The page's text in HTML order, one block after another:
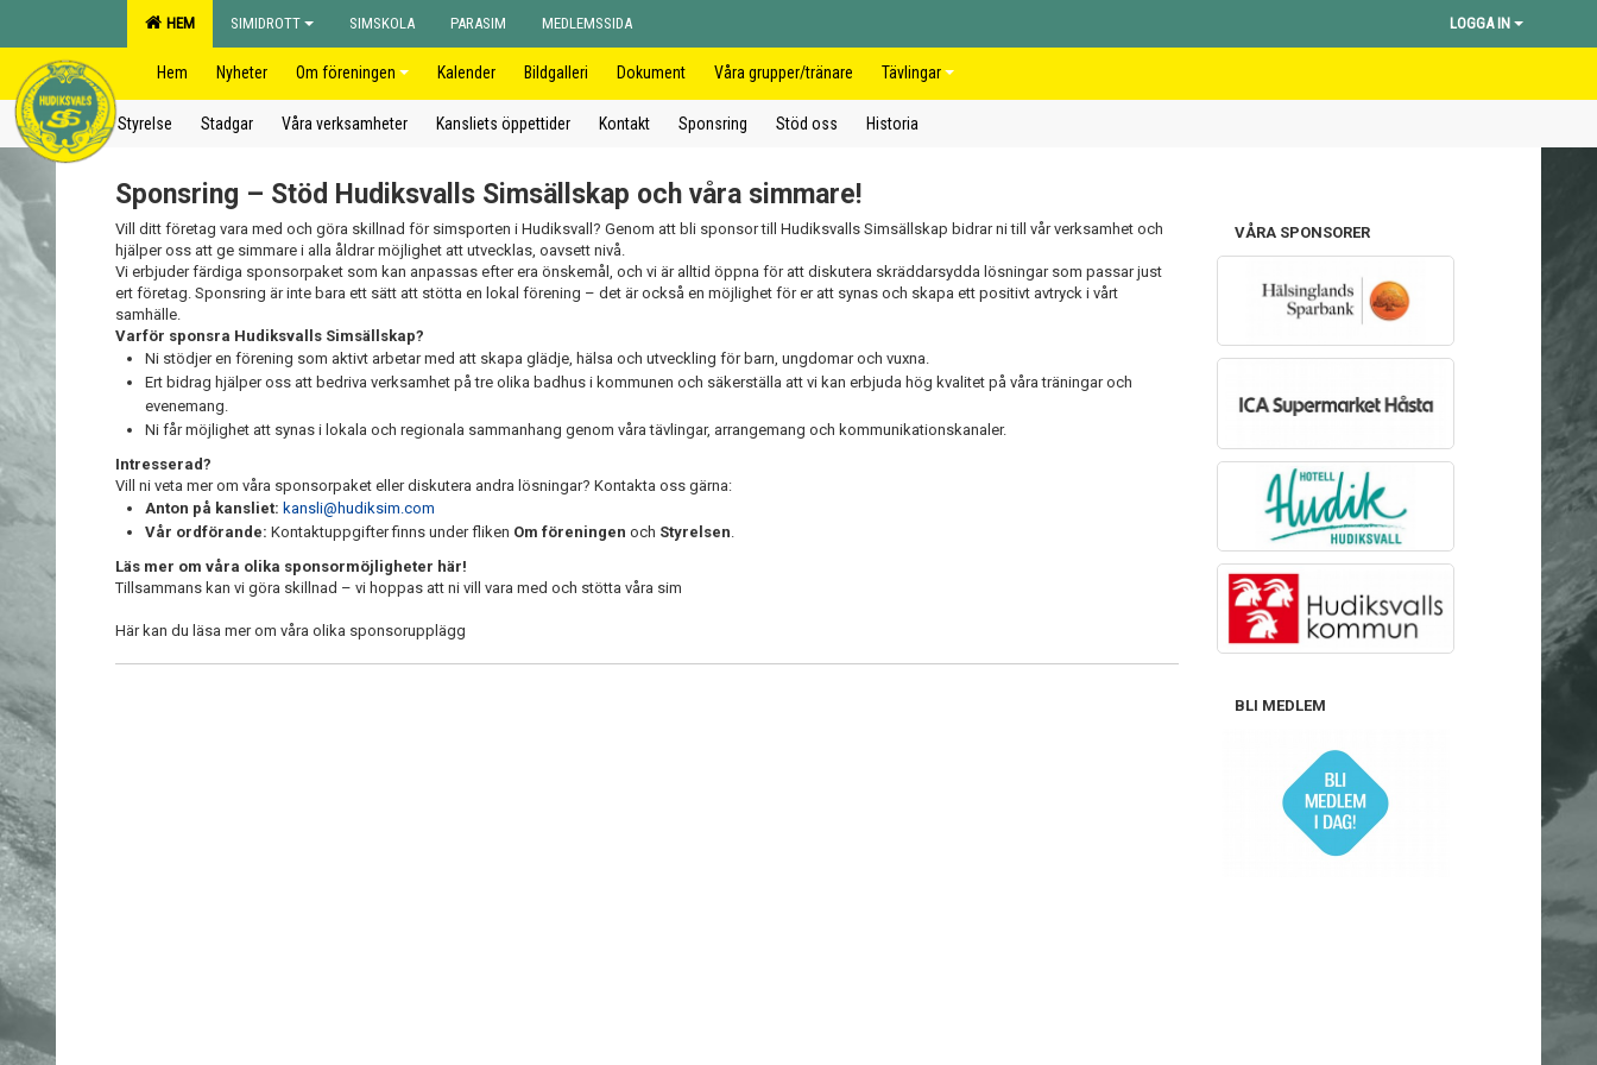
HEM SIMIDROTT SIMSKOLA PARASIM MEDLEMSSIDA LOGGA IN
Hem Nyheter Om föreningen Kalender Bildgalleri Dokument Våra grupper/tränare Tävlingar
Styrelse Stadgar Våra verksamheter Kansliets öppettider Kontakt Sponsring Stöd oss Historia
Sponsring – Stöd Hudiksvalls Simsällskap och våra simmare!
Vill ditt företag vara med och göra skillnad för simsporten i Hudiksvall? Genom att bli sponsor till Hudiksvalls Simsällskap bidrar ni till vår verksamhet och
hjälper oss att ge simmare i alla åldrar möjlighet att utvecklas, oavsett nivå.
Vi erbjuder färdiga sponsorpaket som kan anpassas efter era önskemål, och vi är alltid öppna för att diskutera skräddarsydda lösningar som passar just
ert företag. Sponsring är inte bara ett sätt att stötta en lokal förening – det är också en möjlighet för er att synas och skapa ett positivt avtryck i vårt
samhälle.
Varför sponsra Hudiksvalls Simsällskap?
Ni stödjer en förening som aktivt arbetar med att skapa glädje, hälsa och utveckling för barn, ungdomar och vuxna.
Ert bidrag hjälper oss att bedriva verksamhet på tre olika badhus i kommunen och säkerställa att vi kan erbjuda hög kvalitet på våra träningar och
evenemang.
Ni får möjlighet att synas i lokala och regionala sammanhang genom våra tävlingar, arrangemang och kommunikationskanaler.
Intresserad?
Vill ni veta mer om våra sponsorpaket eller diskutera andra lösningar? Kontakta oss gärna:
Anton på kansliet: kansli@hudiksim.com
Vår ordförande: Kontaktuppgifter finns under fliken Om föreningen och Styrelsen.
Läs mer om våra olika sponsormöjligheter här!
Tillsammans kan vi göra skillnad – vi hoppas att ni vill vara med och stötta våra sim
Här kan du läsa mer om våra olika sponsorupplägg
VÅRA SPONSORER
BLI MEDLEM